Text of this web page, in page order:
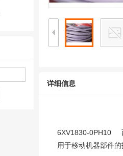
详细信息
6XV1830-0PH10
用于移动机器部件